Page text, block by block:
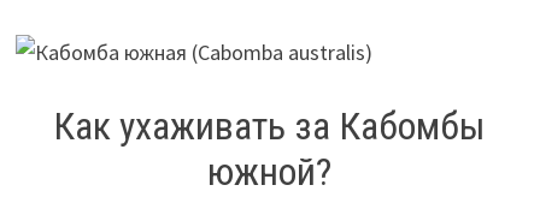
Как ухаживать за Кабомбы
южной?